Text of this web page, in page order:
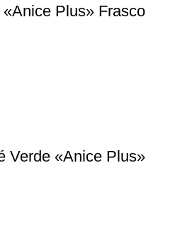
Plus» Frasco
Verde «Anice Plus»